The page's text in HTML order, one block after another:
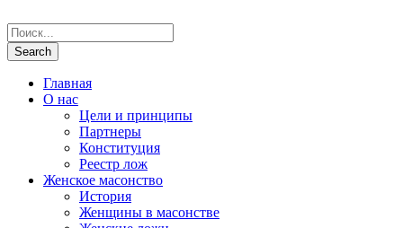
Главная
О нас
Цели и принципы
Партнеры
Конституция
Реестр лож
Женское масонство
История
Женщины в масонстве